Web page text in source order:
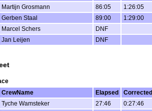
Martijn Grosmann 86:05 1:26:05
Gerben Staal 89:00 1:29:00
Marcel Schers DNF
Jan Leijen DNF
CrewName Elapsed Corrected
Tyche Wamsteker 27:46 0:27:46